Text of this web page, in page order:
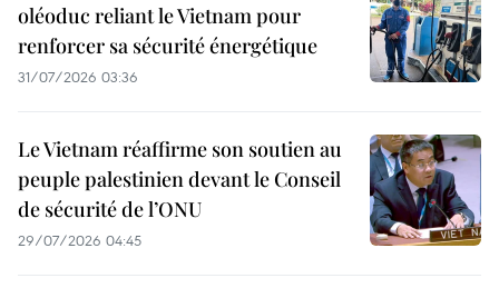
oléoduc reliant le Vietnam pour
renforcer sa sécurité énergétique
31/07/2026 03:36
Le Vietnam réaffirme son soutien au
peuple palestinien devant le Conseil
de sécurité de l’ONU
29/07/2026 04:45